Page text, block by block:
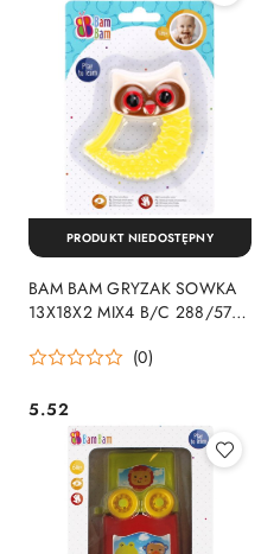
BAM BAM GRYZAK SOWKA
13X18X2 MIX4 B/C 288/576
(0)
Cena:
5.52
PRODUKT NIEDOSTĘPNY